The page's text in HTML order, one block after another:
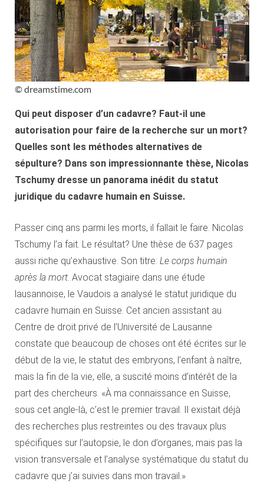
© dreamstime.com
Qui peut disposer d’un cadavre? Faut-il une
autorisation pour faire de la recherche sur un mort?
Quelles sont les méthodes alternatives de
sépulture? Dans son impressionnante thèse, Nicolas
Tschumy dresse un panorama inédit du statut
juridique du cadavre humain en Suisse.
Passer cinq ans parmi les morts, il fallait le faire. Nicolas
Tschumy l’a fait. Le résultat? Une thèse de 637 pages
aussi riche qu’exhaustive. Son titre: Le corps humain
après la mort. Avocat stagiaire dans une étude
lausannoise, le Vaudois a analysé le statut juridique du
cadavre humain en Suisse. Cet ancien assistant au
Centre de droit privé de l’Université de Lausanne
constate que beaucoup de choses ont été écrites sur le
début de la vie, le statut des embryons, l’enfant à naître,
mais la fin de la vie, elle, a suscité moins d’intérêt de la
part des chercheurs. «À ma connaissance en Suisse,
sous cet angle-là, c’est le premier travail. Il existait déjà
des recherches plus restreintes ou des travaux plus
spécifiques sur l’autopsie, le don d’organes, mais pas la
vision transversale et l’analyse systématique du statut du
cadavre que j’ai suivies dans mon travail.»